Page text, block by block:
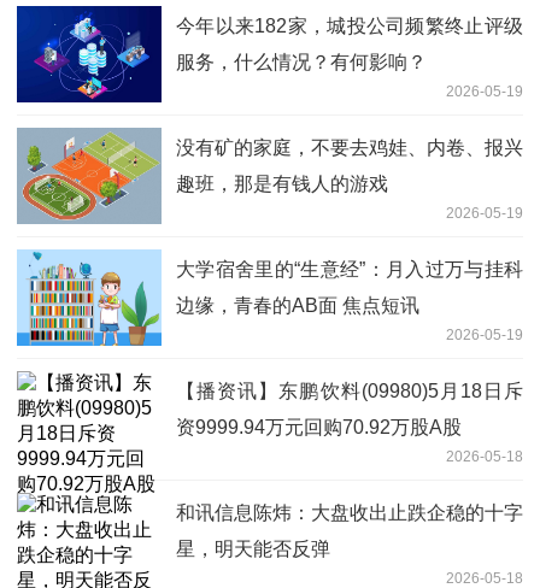
地区重要生态安全屏障 当前热议
今年以来182家，城投公司频繁终止评级
服务，什么情况？有何影响？
2026-05-19
没有矿的家庭，不要去鸡娃、内卷、报兴
趣班，那是有钱人的游戏
2026-05-19
大学宿舍里的“生意经”：月入过万与挂科
边缘，青春的AB面 焦点短讯
2026-05-19
【播资讯】东鹏饮料(09980)5月18日斥
资9999.94万元回购70.92万股A股
2026-05-18
和讯信息陈炜：大盘收出止跌企稳的十字
星，明天能否反弹
2026-05-18